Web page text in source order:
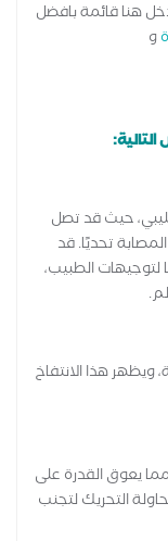
هنا قائمة بافضل
و
حيث قد تصل
تحديًا. قد
الطبيب،
ويظهر هذا الانتفاخ
يعوق القدرة على
التحريك لتجنب